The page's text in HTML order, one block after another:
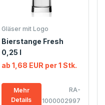
Gläser mit Logo
Bierstange Fresh
0,25 l
ab 1,68 EUR per 1 Stk.
Mehr
Details
RA-
1000002997